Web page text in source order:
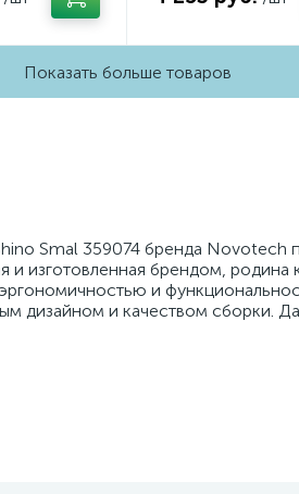
Показать больше товаров
Smal 359074 бренда
изготовленная брендом, родина
и
дизайном и качеством сборки.